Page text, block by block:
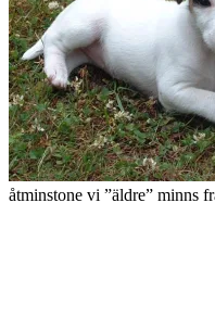
åtminstone vi ”äldre” minns